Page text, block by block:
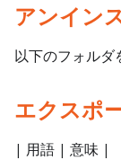
アンイン
以下のフォルダ
エクスポ
| 用語 | 意味 |